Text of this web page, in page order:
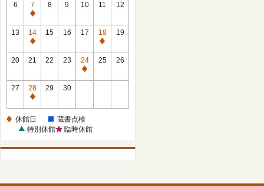
6
7
休
館
日
8 9 10 11 12
13
14
休
館
15 16 17
18
休
館
19
20 21 22 23
24
休
25 26
27
28
休
日
29 30
休館日
蔵書点検
特別休館
臨時休館